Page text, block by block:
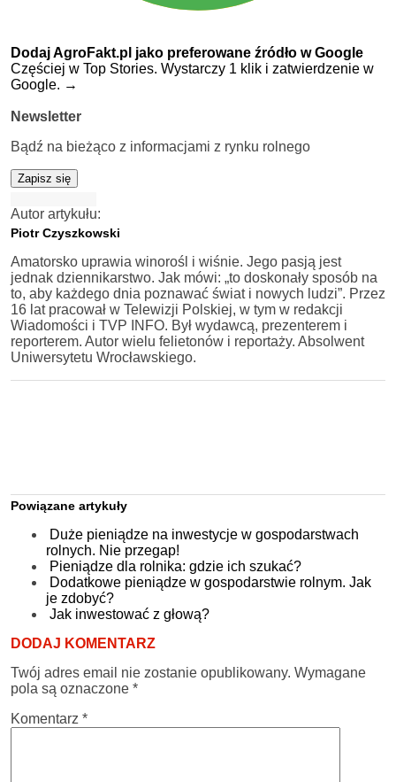
Dodaj AgroFakt.pl jako preferowane źródło w Google
Częściej w Top Stories. Wystarczy 1 klik i zatwierdzenie w
Google. →
Newsletter
Bądź na bieżąco z informacjami z rynku rolnego
Zapisz się
Autor artykułu:
Piotr Czyszkowski
Amatorsko uprawia winorośl i wiśnie. Jego pasją jest
jednak dziennikarstwo. Jak mówi: „to doskonały sposób na
to, aby każdego dnia poznawać świat i nowych ludzi”. Przez
16 lat pracował w Telewizji Polskiej, w tym w redakcji
Wiadomości i TVP INFO. Był wydawcą, prezenterem i
reporterem. Autor wielu felietonów i reportaży. Absolwent
Uniwersytetu Wrocławskiego.
Powiązane artykuły
Duże pieniądze na inwestycje w gospodarstwach
rolnych. Nie przegap!
Pieniądze dla rolnika: gdzie ich szukać?
Dodatkowe pieniądze w gospodarstwie rolnym. Jak
je zdobyć?
Jak inwestować z głową?
DODAJ KOMENTARZ
Twój adres email nie zostanie opublikowany. Wymagane
pola są oznaczone *
Komentarz *